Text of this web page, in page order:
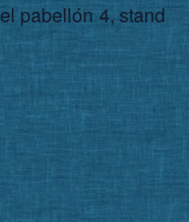
pabellón 4, stand